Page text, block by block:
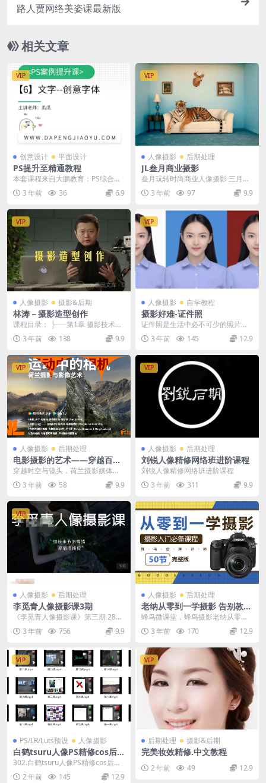
路人贾网络美姿课最新版
相关文章
VIP
创意设计 平面设计
PS提升至精通教程
本套课程来自大鹏教育：PS综合案
例提升课，由校草老师主讲，课程
安排由易到难，讲解...
3 年前 36 6.9
VIP
人像摄影 后期处理
JL叁月商业摄影
叁月玩转时尚商业人像摄影 三月风
格课 ├── 基础/ │ ├── 第二节 LR
使...3 年前 97 9.9
VIP
人像摄影 摄影&后期
林涛－摄影造型创作
课程目录： ├──第1章 摄影技术基
础 | ├──01快门（上）.mov ...
3 年前 138 9.9
VIP
人像摄影 自学教程
摄影好难-证件照
证件照是生活中必不可少的照片。
那么我们能不能在家快速给自己拍
张证件照？其实不难。...
3 年前 145 12.9
VIP
人像摄影 后期处理
电影摄影的艺术——穿越百年
电影之旅
穿越时空与镜头，荷兰摄影媒体艺
术的表达之旅 在全球视觉艺术的广
袤领域中，荷兰的摄...
3 年前 58 9.9
VIP
人像摄影 后期处理
刘锐人像精修网络班进阶课程
刘锐人像精修网络班进阶课程
3 年前
311 9.9
VIP
人像摄影 后期处理
李觅青人像摄影课3期
《李觅青人像摄影课》第三期 28节
课程 每节课近2个小时。讲解人像
摄影情绪片的创...
3 年前 756 9.9
人像摄影 后期处理
老纳从零到一学摄影 告别教科
书，轻松入门摄影基础
蜂鸟微课堂，蜂鸟摄影老纳从零到
一学摄影 告别教科书，轻松入门摄
影基础 了相机看不...
3 年前 170 12.9
VIP
PS/LR/Luts预设 人像摄影
白鹤tsuru人像PS精修cos后
期第7期【画质不错只有视
频】
302.白鹤tsuru人像PS精修cos后期
第7期【画质不错只有视频】
2 年前 145 12.9
VIP
后期处理 摄影&后期
完美妆效精修.中文教程
2 年前 49 12.9